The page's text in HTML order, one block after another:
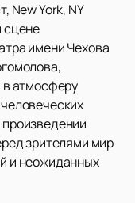
New York, NY
сцене
имени Чехова
в атмосферу
зрителями мир
и неожиданных